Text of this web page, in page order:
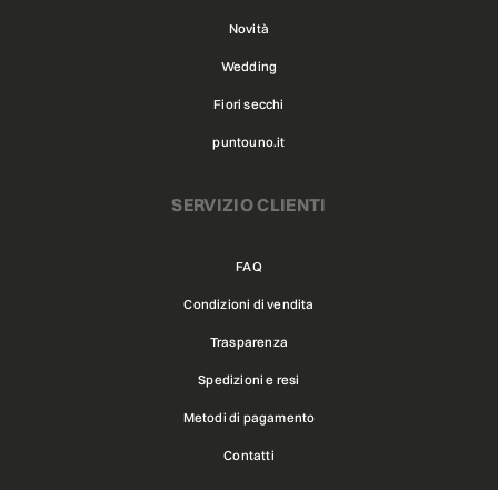
Novità
Wedding
Fiori secchi
puntouno.it
SERVIZIO CLIENTI
FAQ
Condizioni di vendita
Trasparenza
Spedizioni e resi
Metodi di pagamento
Contatti